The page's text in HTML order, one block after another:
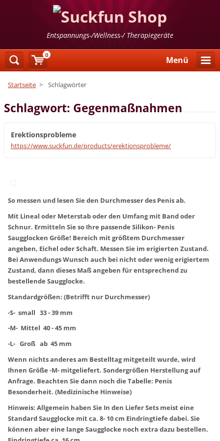
Entspannungs-/Wellness-/ Therapiegeräte
Menü
Startseite > Schlagwörter
Schlagwort: Gegenmaßnahmen
Erektionsprobleme
https://www.suckfun.de/products/erektionsprobleme/
So messen und lesen Sie den Durchmesser des Penis ab.
Mit Lineal oder Meterstab oder den Umfang mit Band oder
Schnur. Ermitteln Sie so Ihre passende Silikon- Penis
Saugglocken Größe! Bereich mit größtem Durchmesser
angeben, Eichel oder Schaft. Messen Sie im erigierten Zustand.
Bei Anwendungs Wunsch auch bei nicht oder wenig erigiertem
Zustand, dann dieses Maß angeben für entsprechend zu
bestellende Saugglocke.
Standardgrößen: (Betrifft nur Durchmesser)
-S- small 33 - 39 mm
-M- Mittel 40 - 45 mm
-L- Groß ab 45 mm
Wenn nichts anderes am Bestelltag mitgeteilt wurde, wird
Ihnen Größe -M- mitgeliefert. Sondergrößen Herstellung auf
Anfrage. Beachten Sie dann noch die Tabelle: Penis
Besonderheit. (Medizinische Hinweise)
Hinweis: Allgemein haben Sie In den Liefer Sets meist eine
Standard Saugglocke mit ca. 8- 10 cm Eindringtiefe dabei. Sie
können aber eine lange Saugglocke noch extra dazu bestellen.
0